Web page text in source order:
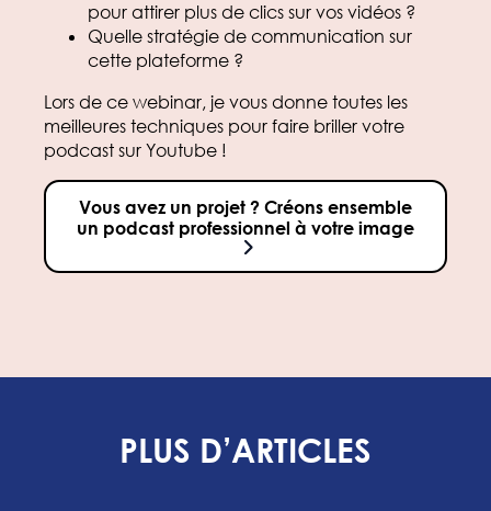
pour attirer plus de clics sur vos vidéos ?
Quelle stratégie de communication sur
cette plateforme ?
Lors de ce webinar, je vous donne toutes les
meilleures techniques pour faire briller votre
podcast sur Youtube !
Vous avez un projet ? Créons ensemble
un podcast professionnel à votre image
PLUS D’ARTICLES